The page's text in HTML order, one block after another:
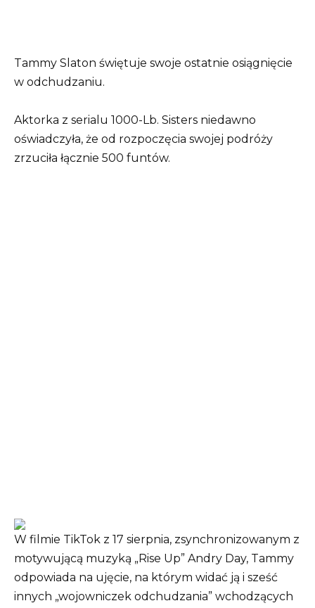
Tammy Slaton świętuje swoje ostatnie osiągnięcie
w odchudzaniu.
Aktorka z serialu 1000-Lb. Sisters niedawno
oświadczyła, że ​​od rozpoczęcia swojej podróży
zrzuciła łącznie 500 funtów.
W filmie TikTok z 17 sierpnia, zsynchronizowanym z
motywującą muzyką „Rise Up” Andry Day, Tammy
odpowiada na ujęcie, na którym widać ją i sześć
innych „wojowniczek odchudzania” wchodzących